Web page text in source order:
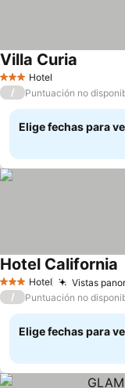
3 Estrellas
Hotel
Villa Curia
/ Puntuación no
Elige fechas para
3 Estrellas
Hotel Vistas
Hotel California
/ Puntuación no
Elige fechas para